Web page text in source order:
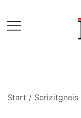
Inhalt
springen
Start / Serizitgneis